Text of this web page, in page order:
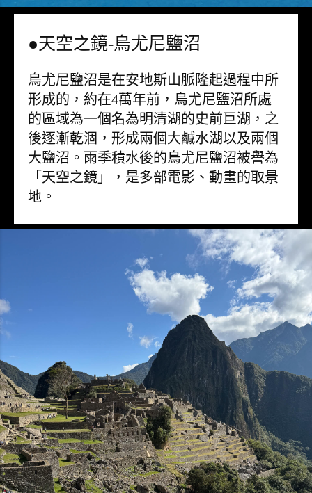
●天空之鏡-烏尤尼鹽沼
烏尤尼鹽沼是在安地斯山脈隆起過程中所
形成的，約在4萬年前，烏尤尼鹽沼所處
的區域為一個名為明清湖的史前巨湖，之
後逐漸乾涸，形成兩個大鹹水湖以及兩個
大鹽沼。雨季積水後的烏尤尼鹽沼被譽為
「天空之鏡」，是多部電影、動畫的取景
地。